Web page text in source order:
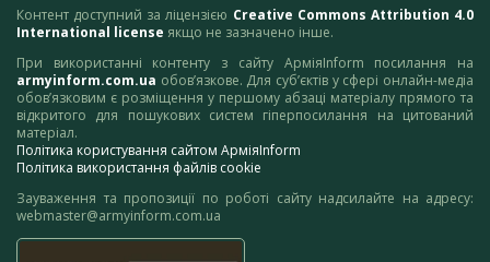
Контент доступний за ліцензією Creative Commons Attribution 4.0
International license якщо не зазначено інше.
При використанні контенту з сайту АрміяInform посилання на
armyinform.com.ua обов’язкове. Для суб’єктів у сфері онлайн-медіа
обов’язковим є розміщення у першому абзаці матеріалу прямого та
відкритого для пошукових систем гіперпосилання на цитований
матеріал.
Політика користування сайтом АрміяInform
Політика використання файлів cookie
Зауваження та пропозиції по роботі сайту надсилайте на адресу:
webmaster@armyinform.com.ua